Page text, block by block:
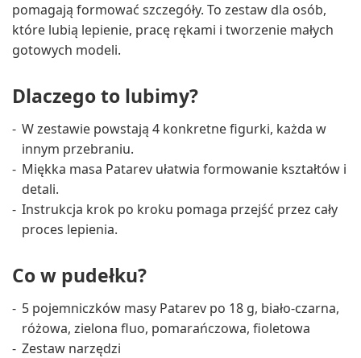
pomagają formować szczegóły. To zestaw dla osób,
które lubią lepienie, pracę rękami i tworzenie małych
gotowych modeli.
Dlaczego to lubimy?
W zestawie powstają 4 konkretne figurki, każda w
innym przebraniu.
Miękka masa Patarev ułatwia formowanie kształtów i
detali.
Instrukcja krok po kroku pomaga przejść przez cały
proces lepienia.
Co w pudełku?
5 pojemniczków masy Patarev po 18 g, biało-czarna,
różowa, zielona fluo, pomarańczowa, fioletowa
Zestaw narzędzi